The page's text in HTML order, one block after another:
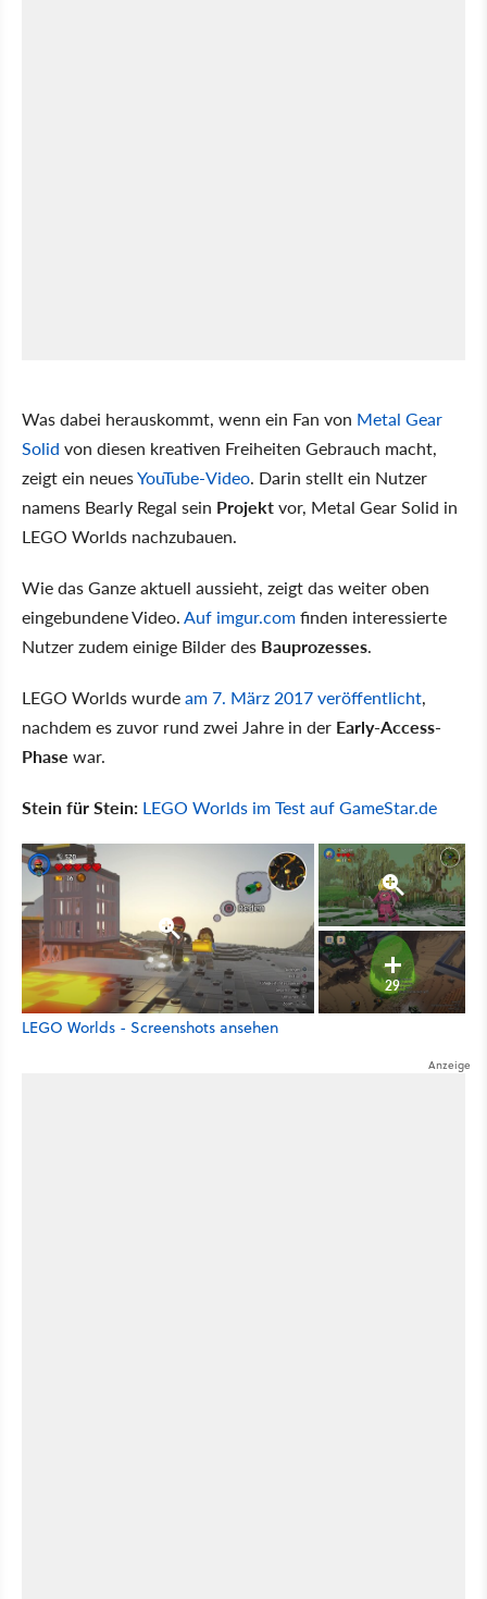
Was dabei herauskommt, wenn ein Fan von Metal Gear
Solid von diesen kreativen Freiheiten Gebrauch macht,
zeigt ein neuesYouTube-Video. Darin stellt ein Nutzer
namens Bearly Regal sein Projektvor, Metal Gear Solid in
LEGO Worlds nachzubauen.
Wie das Ganze aktuell aussieht, zeigt das weiter oben
eingebundene Video.Auf imgur.comfinden interessierte
Nutzer zudem einige Bilder des Bauprozesses.
LEGO Worlds wurdeam 7. März 2017 veröffentlicht,
nachdem es zuvor rund zwei Jahre in der Early-Access-
Phase war.
Stein für Stein: LEGO Worlds im Test auf GameStar.de
29
LEGO Worlds - Screenshots ansehen